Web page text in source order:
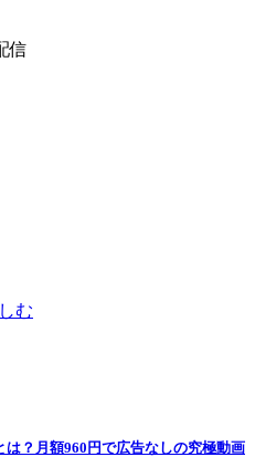
信
む
？月額960円で広告なしの究極動画